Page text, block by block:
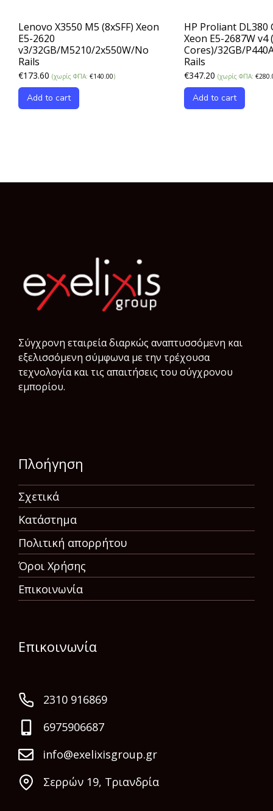
Lenovo X3550 M5 (8xSFF) Xeon
E5-2620
v3/32GB/M5210/2x550W/No
Rails
€173.60 (χωρίς ΦΠΑ: €140.00)
Add to cart
HP Proliant DL380
Xeon E5-2687W v4
Cores)/32GB/
Rails
€347.20 (χωρίς ΦΠΑ: €
Add to cart
Σύγχρονη εταιρεία διαρκώς αναπτυσσόμενη και
εξελισσόμενη σύμφωνα µε την τρέχουσα
τεχνολογία και τις απαιτήσεις του σύγχρονου
εμπορίου.
Πλοήγηση
Σχετικά
Κατάστημα
Πολιτική απορρήτου
Όροι Χρήσης
Επικοινωνία
Επικοινωνία
2310 916869
6975906687
info@exelixisgroup.gr
Σερρών 19, Τριανδρία